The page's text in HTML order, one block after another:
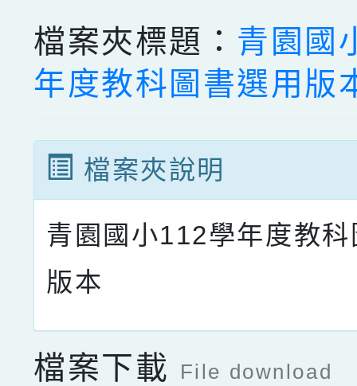
檔案夾標題： 青園國
年度教科圖書選用版
檔案夾說明
青園國小112學年度教
版本
檔案下載 File download